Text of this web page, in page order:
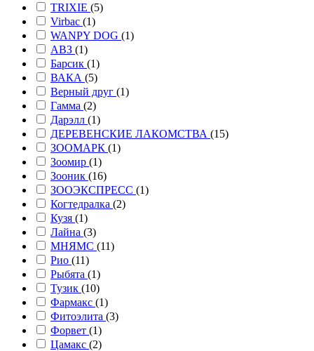
TRIXIE (5)
Virbac (1)
WANPY DOG (1)
АВЗ (1)
Барсик (1)
ВАКА (5)
Верный друг (1)
Гамма (2)
Дарэлл (1)
ДЕРЕВЕНСКИЕ ЛАКОМСТВА (15)
ЗООМАРК (1)
Зоомир (1)
Зооник (16)
ЗООЭКСПРЕСС (1)
Когтедралка (2)
Кузя (1)
Лайна (3)
МНЯМС (11)
Рио (11)
Рыбята (1)
Тузик (10)
Фармакс (1)
Фитоэлита (3)
Форвет (1)
Цамакс (2)